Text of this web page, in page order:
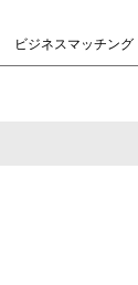
ビジネスマッチング